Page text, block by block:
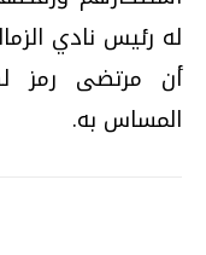
له رئيس نادي
أن مرتضى رمز
المساس به.